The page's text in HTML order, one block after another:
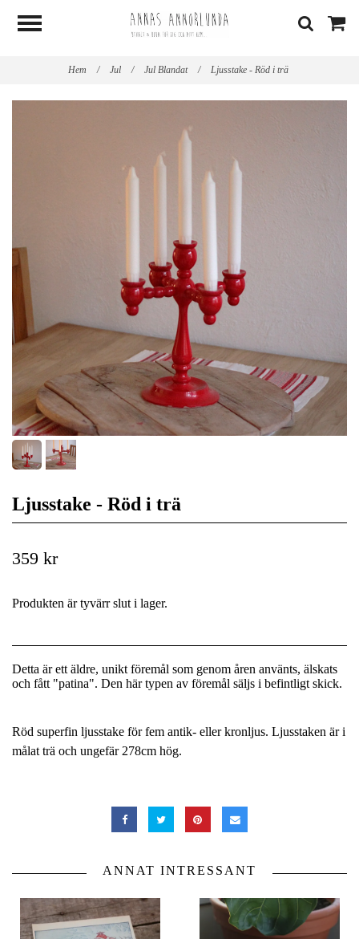
Hem / Jul / Jul Blandat / Ljusstake - Röd i trä
Ljusstake - Röd i trä
359 kr
Produkten är tyvärr slut i lager.
Detta är ett äldre, unikt föremål som genom åren använts, älskats
och fått "patina". Den här typen av föremål säljs i befintligt skick.
Röd superfin ljusstake för fem antik- eller kronljus. Ljusstaken är i
målat trä och ungefär 278cm hög.
ANNAT INTRESSANT